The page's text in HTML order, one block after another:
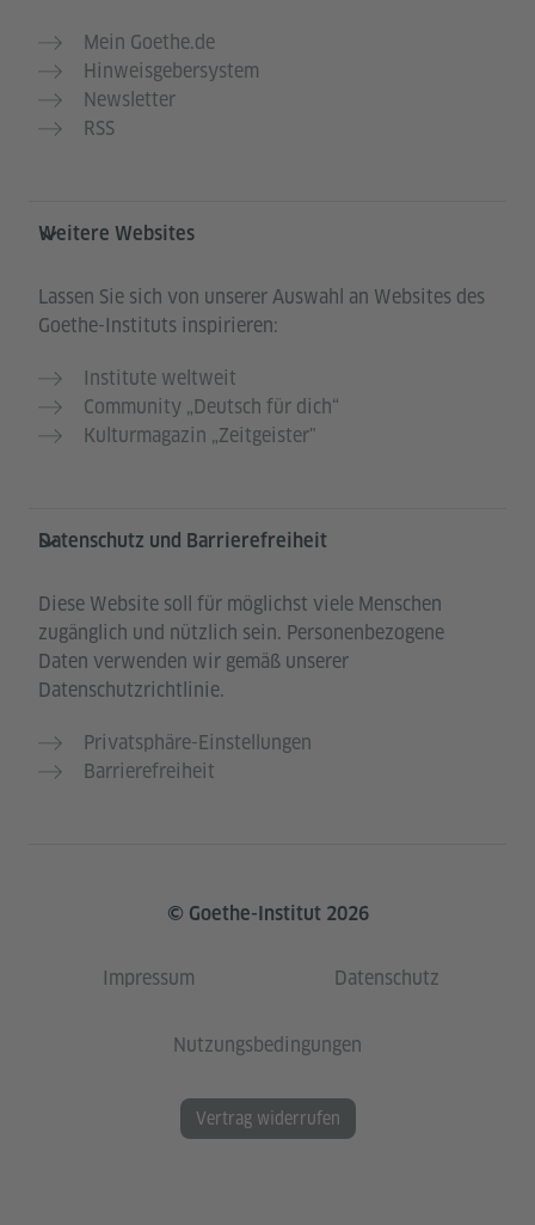
Mein Goethe.de
Hinweisgebersystem
Newsletter
RSS
Weitere Websites
Lassen Sie sich von unserer Auswahl an Websites des
Goethe-Instituts inspirieren:
Institute weltweit
Community „Deutsch für dich“
Kulturmagazin „Zeitgeister"
Datenschutz und Barrierefreiheit
Diese Website soll für möglichst viele Menschen
zugänglich und nützlich sein. Personenbezogene
Daten verwenden wir gemäß unserer
Datenschutzrichtlinie.
Privatsphäre-Einstellungen
Barrierefreiheit
© Goethe-Institut 2026
Impressum Datenschutz
Nutzungsbedingungen
Vertrag widerrufen